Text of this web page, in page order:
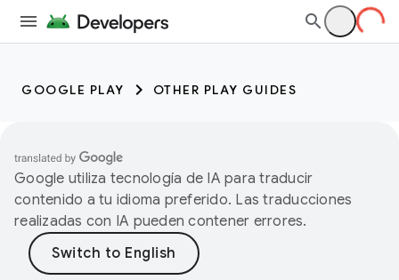
GOOGLE PLAY OTHER PLAY GUIDES
Google utiliza tecnología de IA para traducir
contenido a tu idioma preferido. Las traducciones
realizadas con IA pueden contener errores.